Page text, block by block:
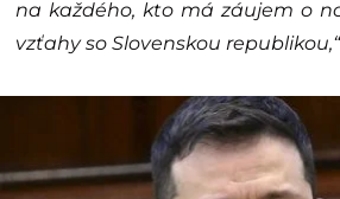
na každého, kto má záujem o
vzťahy so Slovenskou republikou,“